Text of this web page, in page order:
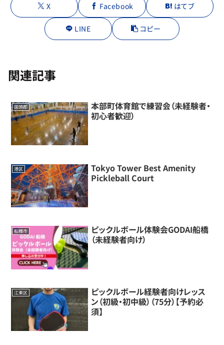
X Facebook はてブ
LINE コピー
関連記事
国頭郡
本部町体育館で練習会（未経験者・
初心者歓迎）
港区
Tokyo Tower Best Amenity
Pickleball Court
船橋市
ピックルボール体験会GODAI船橋
（未経験者向け）
江東区
ピックルボール経験者向けレッス
ン（初級・初中級）（75分）【予約必
須】